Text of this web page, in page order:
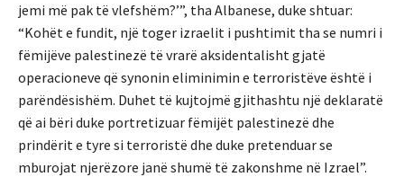
jemi më pak të vlefshëm?’”, tha Albanese, duke shtuar:
“Kohët e fundit, një toger izraelit i pushtimit tha se numri i
fëmijëve palestinezë të vrarë aksidentalisht gjatë
operacioneve që synonin eliminimin e terroristëve është i
parëndësishëm. Duhet të kujtojmë gjithashtu një deklaratë
që ai bëri duke portretizuar fëmijët palestinezë dhe
prindërit e tyre si terroristë dhe duke pretenduar se
mburojat njerëzore janë shumë të zakonshme në Izrael”.